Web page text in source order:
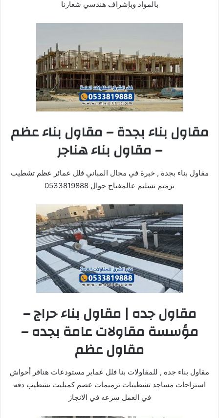
بالمواد وبإشراف هندسي شعارنا
مقاول بناء بجدة – مقاول بناء عظم
– مقاول بناء هناجر
مقاول بناء بجدة , خبرة في مجال المباني فلل عمائر عظم تشطيب
ترميم تسليم عالمفتاح جوال 0533819888
مقاول جده | مقاول بناء حراج –
مؤسسة مقاولات عامة بجده –
مقاول عظم
مقاول بناء جده , للمقاولات بنا فلل عماير مستودعات هناقر أحواش
استراحات مساجد تشطيبات ترميمات عضم كمبليت تشطيب دقه
في العمل سرعه في الانجاز